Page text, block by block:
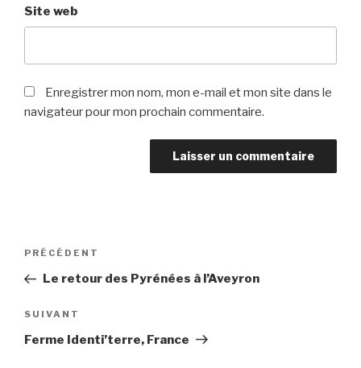
Site web
Enregistrer mon nom, mon e-mail et mon site dans le
navigateur pour mon prochain commentaire.
PRÉCÉDENT
Le retour des Pyrénées à l’Aveyron
SUIVANT
Ferme Identi’terre, France